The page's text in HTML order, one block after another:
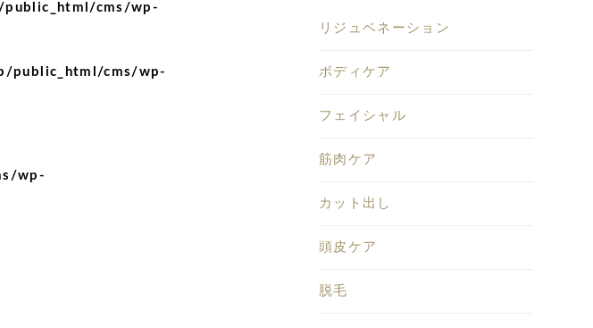
cms/wp-
public_html/cms/wp-
wp-
リジュベネーション
ボディケア
フェイシャル
筋肉ケア
カット出し
頭皮ケア
脱毛